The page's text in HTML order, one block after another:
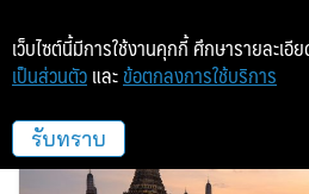
บันยันทรี
เว็บไซต์นี้มีการใช้งานคุกกี้ ศึกษารายละเอี
เป็นส่วนตัว และ ข้อตกลงการใช้บริการ
รับทราบ